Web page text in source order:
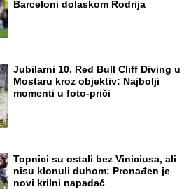
Barceloni dolaskom Rodrija
Jubilarni 10. Red Bull Cliff Diving u
Mostaru kroz objektiv: Najbolji
momenti u foto-priči
Topnici su ostali bez Viniciusa, ali
nisu klonuli duhom: Pronađen je
novi krilni napadač